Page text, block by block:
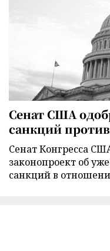
Сенат США
санкций
Сенат Конгресса
законопроект об
санкций в